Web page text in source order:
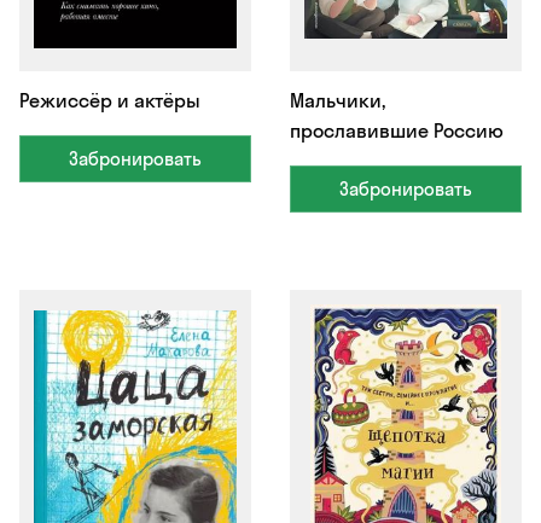
Режиссёр и актёры
Забронировать
Мальчики,
прославившие Россию
Забронировать